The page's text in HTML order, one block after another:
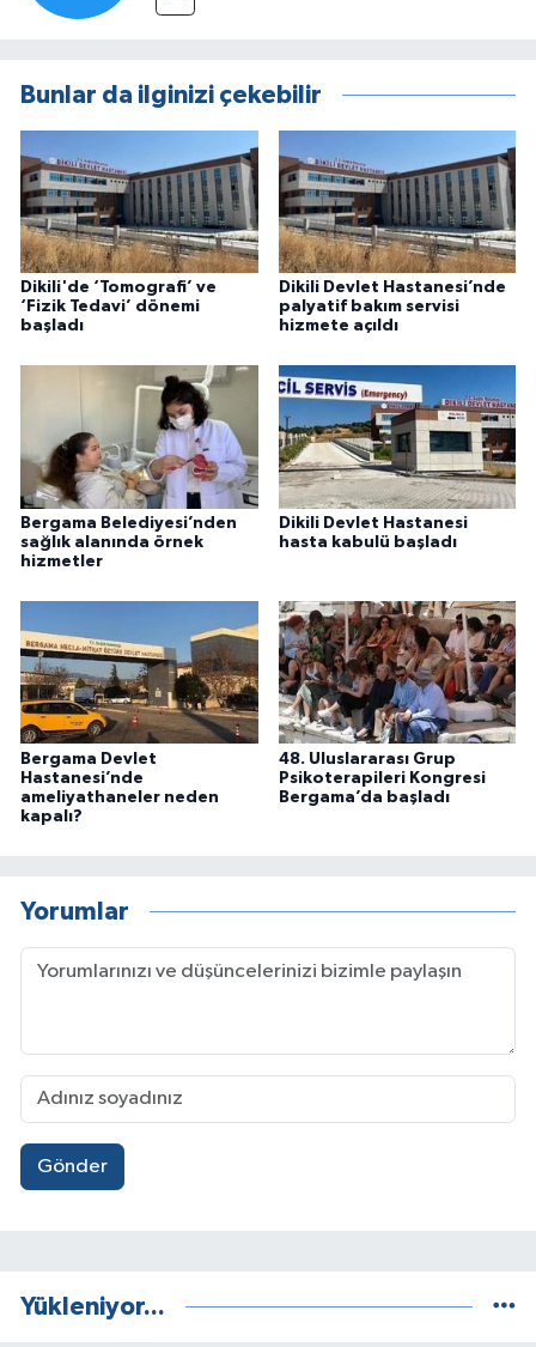
Bunlar da ilginizi çekebilir
Dikili'de ‘Tomografi’ ve
‘Fizik Tedavi’ dönemi
başladı
Dikili Devlet Hastanesi’nde
palyatif bakım servisi
hizmete açıldı
Bergama Belediyesi’nden
sağlık alanında örnek
hizmetler
Dikili Devlet Hastanesi
hasta kabulü başladı
Bergama Devlet
Hastanesi’nde
ameliyathaneler neden
kapalı?
48. Uluslararası Grup
Psikoterapileri Kongresi
Bergama’da başladı
Yorumlar
Gönder
Yükleniyor...